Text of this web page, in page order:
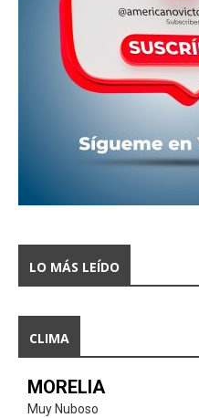
LO MÁS LEÍDO
CLIMA
MORELIA
Muy Nuboso